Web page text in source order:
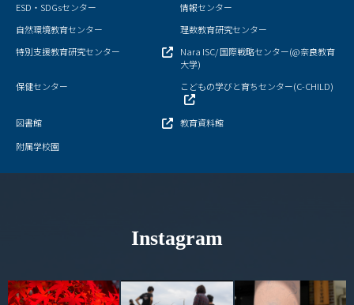
理数教育研究センター
特別支援教育研究センター
Nara ISC/ 国際戦略センター
キャンパスマップ
ESD・SDGsセンター
情報センター
自然環境教育センター
理数教育研究センター
特別支援教育研究センター
Nara ISC/ 国際戦略センター(@奈良教育
大学)
保健センター
こどもの学びと育ちセンター(C-CHILD)
図書館
教育資料館
附属学校園
Instagram